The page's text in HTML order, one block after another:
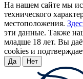
На нашем сайте мы
технического
местоположения.
эти данные. Также
младше 18 лет. Вы
cookies и
Да Нет